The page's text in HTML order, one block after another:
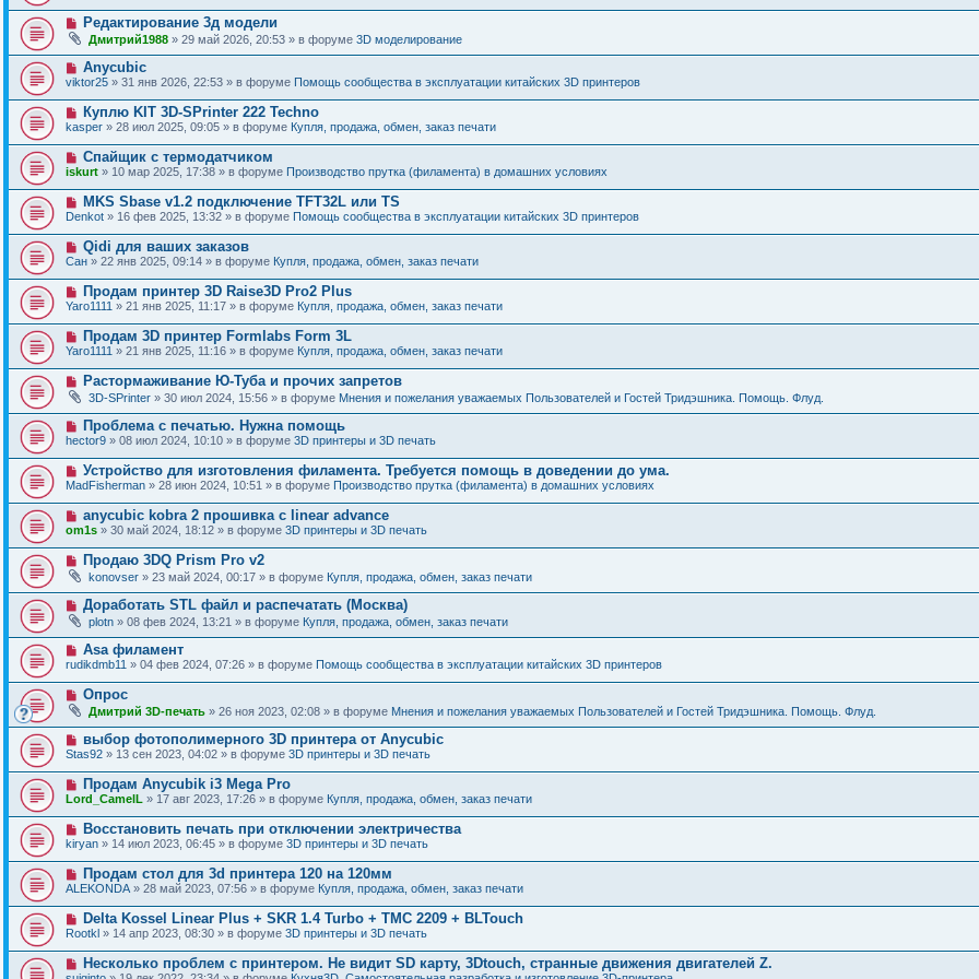
о
б
щ
е
н
и
е
о
е
с
о
о
б
е
н
и
е
Н
в
о
е
с
о
б
щ
е
н
и
е
Редактирование 3д модели
Дмитрий1988 » 29 май 2026, 20:53 » в форуме 3D моделирование
Н
о
в
о
е
с
о
о
б
е
н
и
е
Anycubic
viktor25 » 31 янв 2026, 22:53 » в форуме Помощь сообщества в эксплуатации китайских 3D принтеров
Н
о
в
о
е
с
о
б
е
н
и
е
Куплю KIT 3D-SPrinter 222 Techno
kasper » 28 июл 2025, 09:05 » в форуме Купля, продажа, обмен, заказ печати
Н
о
в
о
е
с
о
о
б
е
н
и
е
Спайщик с термодатчиком
iskurt » 10 мар 2025, 17:38 » в форуме Производство прутка (филамента) в домашних условиях
Н
о
в
о
е
с
о
б
е
н
и
е
MKS Sbase v1.2 подключение TFT32L или TS
Denkot » 16 фев 2025, 13:32 » в форуме Помощь сообщества в эксплуатации китайских 3D принтеров
Н
о
в
о
е
с
о
б
е
н
и
е
Qidi для ваших заказов
Сан » 22 янв 2025, 09:14 » в форуме Купля, продажа, обмен, заказ печати
Н
о
в
о
е
с
о
б
щ
е
н
и
е
Продам принтер 3D Raise3D Pro2 Plus
Yaro1111 » 21 янв 2025, 11:17 » в форуме Купля, продажа, обмен, заказ печати
Н
о
в
о
е
с
о
б
е
н
и
е
Продам 3D принтер Formlabs Form 3L
Yaro1111 » 21 янв 2025, 11:16 » в форуме Купля, продажа, обмен, заказ печати
Н
в
о
е
с
о
о
б
е
н
и
е
Растормаживание Ю-Туба и прочих запретов
3D-SPrinter » 30 июл 2024, 15:56 » в форуме Мнения и пожелания уважаемых Пользователей и Гостей Тридэшника. Помощь. Флуд.
Н
о
в
о
е
с
о
о
б
е
н
и
е
Проблема с печатью. Нужна помощь
hector9 » 08 июл 2024, 10:10 » в форуме 3D принтеры и 3D печать
Н
о
в
о
е
с
о
б
щ
е
н
и
е
Устройство для изготовления филамента. Требуется помощь в доведении до ума.
MadFisherman » 28 июн 2024, 10:51 » в форуме Производство прутка (филамента) в домашних условиях
Н
о
в
о
е
с
о
о
б
щ
н
и
е
anycubic kobra 2 прошивка с linear advance
om1s » 30 май 2024, 18:12 » в форуме 3D принтеры и 3D печать
Н
в
о
е
с
о
о
б
е
н
и
е
Продаю 3DQ Prism Pro v2
konovser » 23 май 2024, 00:17 » в форуме Купля, продажа, обмен, заказ печати
Н
о
в
о
е
с
о
о
б
щ
н
и
е
Доработать STL файл и распечатать (Москва)
plotn » 08 фев 2024, 13:21 » в форуме Купля, продажа, обмен, заказ печати
Н
о
в
о
е
с
о
о
б
е
н
и
е
Asa филамент
rudikdmb11 » 04 фев 2024, 07:26 » в форуме Помощь сообщества в эксплуатации китайских 3D принтеров
Н
в
о
е
с
о
б
е
н
и
е
Опрос
Дмитрий 3D-печать » 26 ноя 2023, 02:08 » в форуме Мнения и пожелания уважаемых Пользователей и Гостей Тридэшника. Помощь. Флуд.
Н
о
в
о
е
с
о
б
щ
е
н
и
е
выбор фотополимерного 3D принтера от Anycubic
Stas92 » 13 сен 2023, 04:02 » в форуме 3D принтеры и 3D печать
Н
о
в
о
е
с
о
б
е
н
и
е
Продам Anycubik i3 Mega Pro
Lord_CamelL » 17 авг 2023, 17:26 » в форуме Купля, продажа, обмен, заказ печати
Н
о
в
о
е
с
о
б
е
н
Восстановить печать при отключении электричества
kiryan » 14 июл 2023, 06:45 » в форуме 3D принтеры и 3D печать
Н
о
в
о
е
с
о
б
Продам стол для 3d принтера 120 на 120мм
ALEKONDA » 28 май 2023, 07:56 » в форуме Купля, продажа, обмен, заказ печати
Н
о
в
о
е
Delta Kossel Linear Plus + SKR 1.4 Turbo + TMC 2209 + BLTouch
Rootkl » 14 апр 2023, 08:30 » в форуме 3D принтеры и 3D печать
Н
о
Несколько проблем с принтером. Не видит SD карту, 3Dtouch, странные движения двигателей Z.